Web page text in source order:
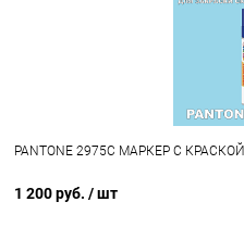
PANTONE 2975C МАРКЕР С КРАСКОЙ
1 200 руб. / шт